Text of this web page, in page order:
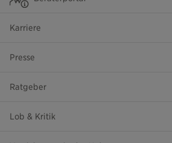
Karriere
Presse
Ratgeber
Lob & Kritik